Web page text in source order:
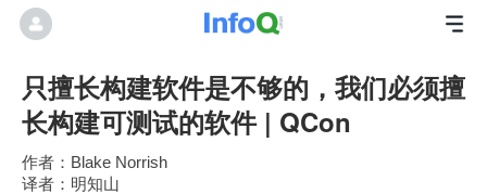
只擅长构建软件是不够的，我们必须擅
长构建可测试的软件 | QCon
Blake Norrish
明知山